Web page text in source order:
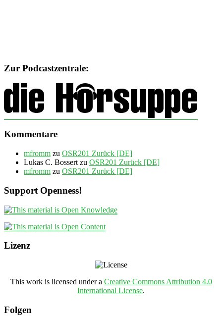
Zur Podcastzentrale:
Kommentare
mfromm zu OSR201 Zurück [DE]
Lukas C. Bossert zu OSR201 Zurück [DE]
mfromm zu OSR201 Zurück [DE]
Support Openness!
Lizenz
This work is licensed under a Creative Commons Attribution 4.0
International License.
Folgen